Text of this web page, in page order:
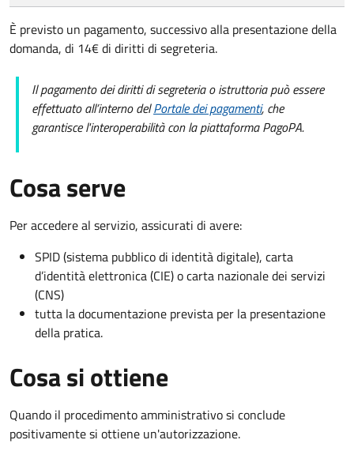
È previsto un pagamento, successivo alla presentazione della
domanda, di 14€ di diritti di segreteria.
Il pagamento dei diritti di segreteria o istruttoria può essere
effettuato all’interno delPortale dei pagamenti, che
garantisce l'interoperabilità con la piattaforma PagoPA.
Cosa serve
Per accedere al servizio, assicurati di avere:
SPID (sistema pubblico di identità digitale), carta
d’identità elettronica (CIE) o carta nazionale dei servizi
(CNS)
tutta la documentazione prevista per la presentazione
della pratica.
Cosa si ottiene
Quando il procedimento amministrativo si conclude
positivamente si ottiene un'autorizzazione.